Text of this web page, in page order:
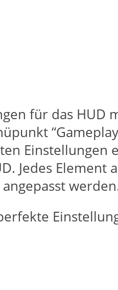
für das HUD
Einstellungen
Jedes Element